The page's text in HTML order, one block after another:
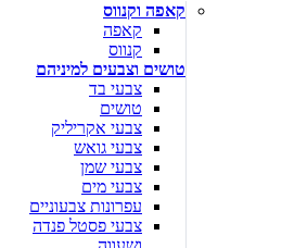
קאפה וקנווס
קאפה
קנווס
טושים וצבעים למיניהם
צבעי בד
טושים
צבעי אקריליק
צבעי גואש
צבעי שמן
צבעי מים
עפרונות צבעוניים
צבעי פסטל פנדה